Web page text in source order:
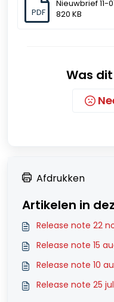
PDF
Nieuwbrief 11-
820 KB
Was
Afdrukken
Artikelen in
Release note 22
Release note 15
Release note 10
Release note 25